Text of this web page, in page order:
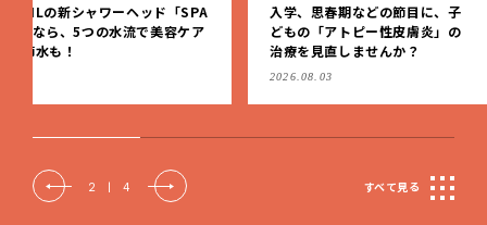
入学、思春期などの節目に、子
どもの「アトピー性皮膚炎」の
治療を見直しませんか？
コンパクトかつ、新生児か
頃までずっと快適に使える
面式ベビーカー
2026.07.10
2 | 4 すべて見る